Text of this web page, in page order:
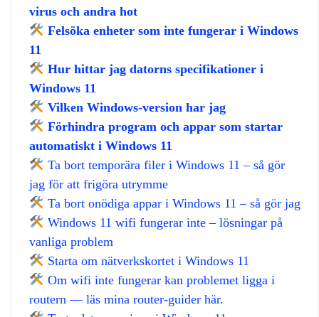
virus och andra hot
Felsöka enheter som inte fungerar i Windows
11
Hur hittar jag datorns specifikationer i
Windows 11
Vilken Windows‑version har jag
Förhindra program och appar som startar
automatiskt i Windows 11
Ta bort temporära filer i Windows 11 – så gör
jag för att frigöra utrymme
Ta bort onödiga appar i Windows 11 – så gör jag
Windows 11 wifi fungerar inte – lösningar på
vanliga problem
Starta om nätverkskortet i Windows 11
Om wifi inte fungerar kan problemet ligga i
routern — läs mina router‑guider här.